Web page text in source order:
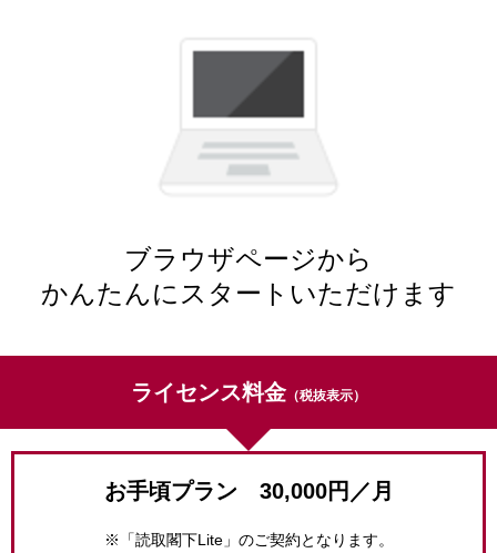
ブラウザページから
かんたんにスタートいただけます
ライセンス料金（税抜表示）
お手頃プラン 30,000円／月
※「読取閣下Lite」のご契約となります。